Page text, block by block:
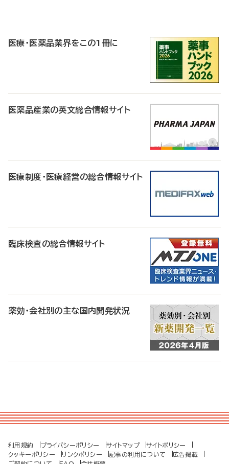
医療・医薬品業界をこの1冊に
医薬品産業の英文総合情報サイト
医療制度・医療経営の総合情報サイト
臨床検査の総合情報サイト
薬効・会社別の主な国内開発状況
利用規約 プライバシーポリシー サイトマップ
サイトポリシー
クッキーポリシー
リンクポリシー 記事の利用について
広告掲載